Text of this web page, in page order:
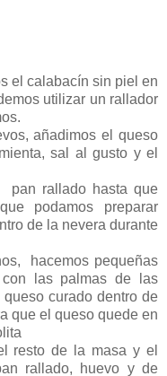
el calabacín sin piel en
utilizar un rallador
añadimos el queso
sal al gusto y el
rallado hasta que
podamos preparar
de la nevera durante
hacemos pequeñas
las palmas de las
curado dentro de
que el queso quede en
resto de la masa y el
rallado, huevo y de